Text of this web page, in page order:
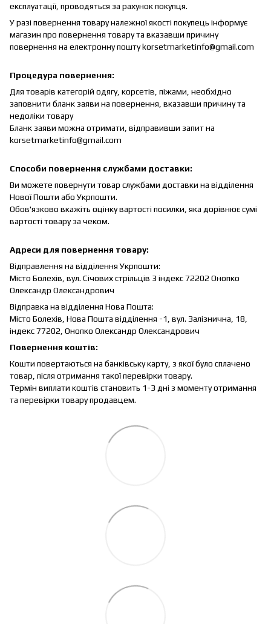
експлуатації, проводяться за рахунок покупця.
У разі повернення товару належної якості покупець інформує
магазин про повернення товару та вказавши причину
повернення на електронну пошту korsetmarketinfo@gmail.com
Процедура повернення:
Для товарів категорій одягу, корсетів, піжами, необхідно
заповнити бланк заяви на повернення, вказавши причину та
недоліки товару
Бланк заяви можна отримати, відправивши запит на
korsetmarketinfo@gmail.com
Способи повернення службами доставки:
Ви можете повернути товар службами доставки на відділення
Нової Пошти або Укрпошти.
Обов'язково вкажіть оцінку вартості посилки, яка дорівнює сумі
вартості товару за чеком.
Адреси для повернення товару:
Відправлення на відділення Укрпошти:
Місто Болехів, вул. Січових стрільців 3 індекс 72202 Онопко
Олександр Олександрович
Відправка на відділення Нова Пошта:
Місто Болехів, Нова Пошта відділення -1, вул. Залізнична, 18,
індекс 77202, Онопко Олександр Олександрович
Повернення коштів:
Кошти повертаються на банківську карту, з якої було сплачено
товар, після отримання такої перевірки товару.
Термін виплати коштів становить 1-3 дні з моменту отримання
та перевірки товару продавцем.